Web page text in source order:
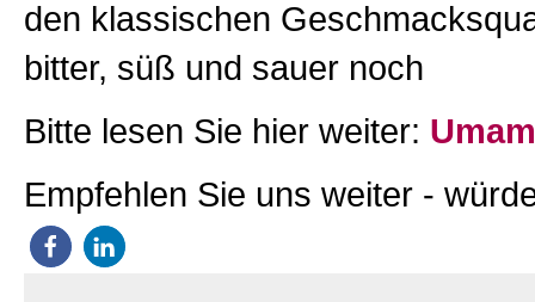
den klassischen
bitter, süß und sauer noch
Bitte lesen Sie hier weiter:
Empfehlen Sie uns weiter -